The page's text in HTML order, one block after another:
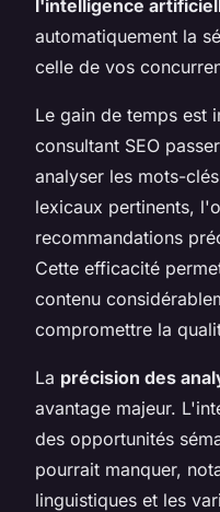
l'intelligence
automatiquement la
celle de vos
Le gain de temps est
consultant SEO
analyser les mots-
lexicaux pertinents,
recommandations
Cette efficacité
contenu
compromettre la
La précision des
avantage majeur.
des opportunités
pourrait manquer,
linguistiques et les